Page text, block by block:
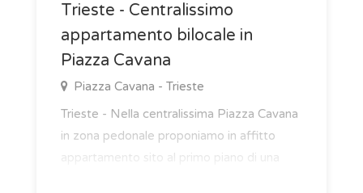
Trieste - Centralissimo
appartamento bilocale in
Piazza Cavana
Piazza Cavana - Trieste
Trieste - Nella centralissima Piazza Cavana
in zona pedonale proponiamo in affitto
appartamento sito al primo piano di una